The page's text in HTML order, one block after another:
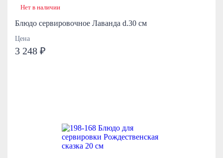
Нет в наличии
Блюдо сервировочное Лаванда d.30 см
Цена
3 248 ₽